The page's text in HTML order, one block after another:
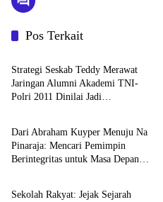
Pos Terkait
Berita
Strategi Seskab Teddy Merawat
Jaringan Alumni Akademi TNI-
Polri 2011 Dinilai Jadi
Berita
Dari Abraham Kuyper Menuju Na
Pinaraja: Mencari Pemimpin
Berintegritas untuk Masa Depan
Berita
Sekolah Rakyat: Jejak Sejarah